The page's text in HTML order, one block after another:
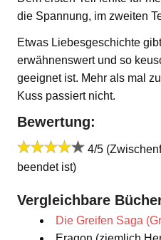
die Spannung, im zweiten
Etwas Liebesgeschichte
erwähnenswert und so
geeignet ist. Mehr als mal
Kuss passiert nicht.
Bewertung:
4/5
beendet ist)
Vergleichbare
Die Greifen Saga